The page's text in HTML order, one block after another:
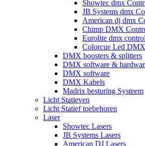
Showtec dmx
JB Systems dmx
American dj dmx
Chimp DMX
Eurolite dmx
Colorcue Led
DMX boosters & splitters
DMX software &
DMX software
DMX Kabels
Madrix besturing Systeem
Licht Statieven
Licht Statief toebehoren
Laser
Showtec Lasers
JB Systems Lasers
American DJ Lasers